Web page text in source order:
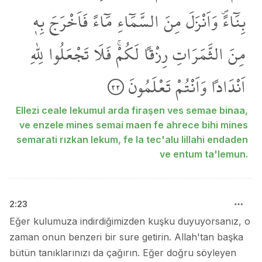
بِنَٓاءًۖوَاَنْزَلَمِنَالسَّمَٓاءِمَٓاءًفَاَخْرَجَبِه۪
مِنَالثَّمَرَاتِرِزْقاًلَكُمْۚفَلَاتَجْعَلُوالِلّٰهِ
اَنْدَاداًوَاَنْتُمْتَعْلَمُونَ ٢٢
Ellezi ceale lekumul arda firaşen ves semae binaa,
ve enzele mines semai maen fe ahrece bihi mines
semarati rızkan lekum, fe la tec'alu lillahi endaden
ve entum ta'lemun.
2:23
Eğer kulumuza indirdiğimizden kuşku duyuyorsanız, o
zaman onun benzeri bir sure getirin. Allah'tan başka
bütün tanıklarınızı da çağırın. Eğer doğru söyleyen